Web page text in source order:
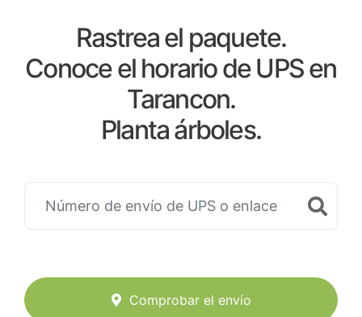
Rastrea el paquete.
Conoce el horario de UPS en
Tarancon.
Planta árboles.
Comprobar el envío